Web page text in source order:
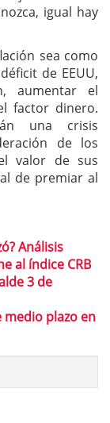
igual hay
sea como
de EEUU,
aumentar el
factor dinero.
una crisis
de los
valor de sus
de premiar al
Análisis
al índice CRB
3 de
medio plazo en